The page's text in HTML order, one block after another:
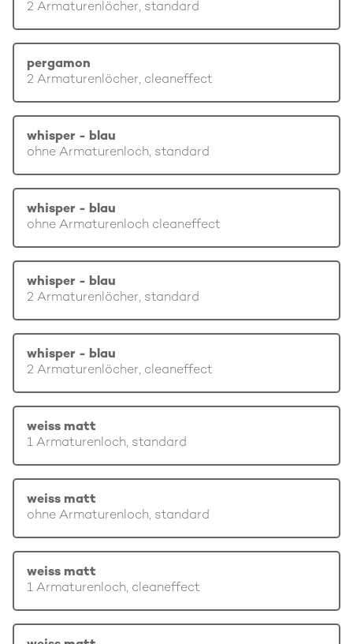
2 Armaturenlöcher, standard
pergamon
2 Armaturenlöcher, cleaneffect
whisper - blau
ohne Armaturenloch, standard
whisper - blau
ohne Armaturenloch cleaneffect
whisper - blau
2 Armaturenlöcher, standard
whisper - blau
2 Armaturenlöcher, cleaneffect
weiss matt
1 Armaturenloch, standard
weiss matt
ohne Armaturenloch, standard
weiss matt
1 Armaturenloch, cleaneffect